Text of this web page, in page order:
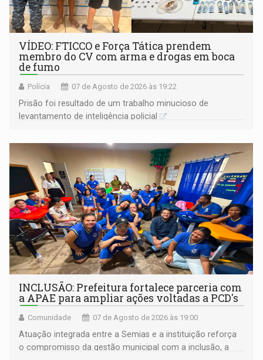
VÍDEO: FTICCO e Força Tática prendem
membro do CV com arma e drogas em boca
de fumo
Polícia 07 de Agosto de 2026 às 19:22
Prisão foi resultado de um trabalho minucioso de
levantamento de inteligência policial
INCLUSÃO: Prefeitura fortalece parceria com
a APAE para ampliar ações voltadas a PCD's
Comunidade 07 de Agosto de 2026 às 19:00
Atuação integrada entre a Semias e a instituição reforça
o compromisso da gestão municipal com a inclusão, a